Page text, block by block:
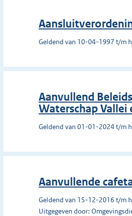
Geldend van 10-04-1997 t/m
Aanvullend
Waterschap Vallei
Geldend van 01-01-2024 t/m
Aanvullende
Geldend van 15-12-2016 t/m
Uitgegeven door: